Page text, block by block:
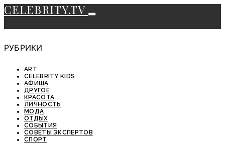
CELEBRITY.TV
РУБРИКИ
ART
CELEBRITY KIDS
АФИША
ДРУГОЕ
КРАСОТА
ЛИЧНОСТЬ
МОДА
ОТДЫХ
СОБЫТИЯ
СОВЕТЫ ЭКСПЕРТОВ
СПОРТ